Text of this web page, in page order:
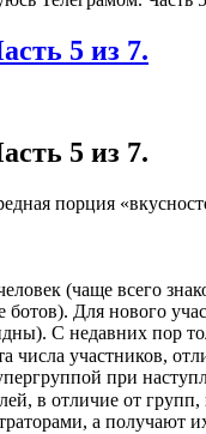
5 из 7.
5 из 7.
порция
(чаще всего
ботов). Для нового
С недавних пор
участников,
при
в отличие от
а получают